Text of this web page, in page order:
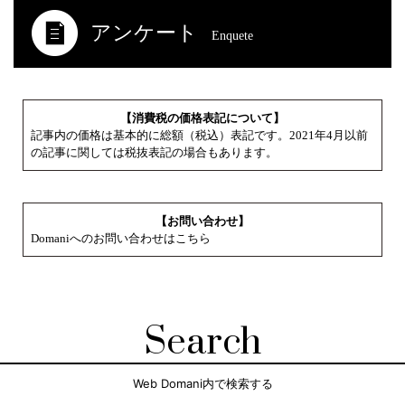
アンケート Enquete
【消費税の価格表記について】
記事内の価格は基本的に総額（税込）表記です。2021年4月以前
の記事に関しては税抜表記の場合もあります。
【お問い合わせ】
Domaniへのお問い合わせはこちら
Search
Web Domani内で検索する